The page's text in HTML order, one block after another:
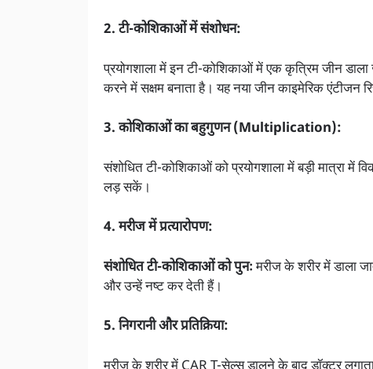
2. टी-कोशिकाओं में संशोधन:
प्रयोगशाला में इन टी-कोशिकाओं में एक कृत्रिम जीन
करने में सक्षम बनाता है। यह नया जीन काइमेरिक एंटीजन
3. कोशिकाओं का बहुगुणन (Multiplication):
संशोधित टी-कोशिकाओं को प्रयोगशाला में बड़ी मात्रा में
लड़ सकें।
4. मरीज में प्रत्यारोपण:
संशोधित टी-कोशिकाओं को पुनःमरीज के शरीर में डाला
और उन्हें नष्ट कर देती हैं।
5. निगरानी और प्रतिक्रिया: